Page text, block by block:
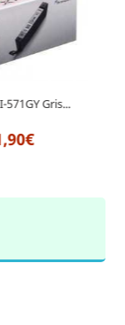
571GY Gris...